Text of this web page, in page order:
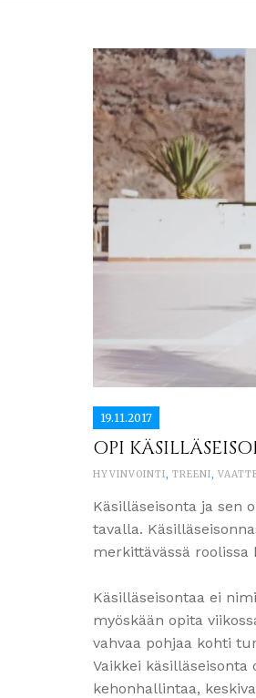
19.11.2017
OPI
HYVINVOINTI, TREENI,
Käsilläseisonta ja sen
tavalla.
merkittävässä roolissa
Käsilläseisontaa ei
myöskään opita
vahvaa pohjaa kohti
Vaikkei
kehonhallintaa,